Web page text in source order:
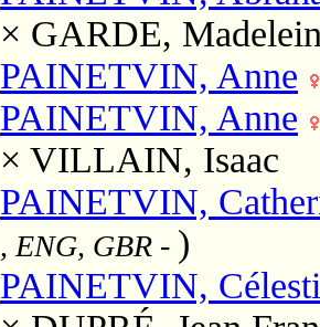
× GARDE,
PAINETVIN, Anne
PAINETVIN, Anne
× VILLAIN, Isaac
PAINETVIN,
, ENG, GBR - )
PAINETVIN,